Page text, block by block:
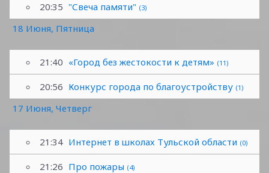
20:35 "Свеча памяти" (3)
18 Июня, Пятница
21:40 «Город без жестокости к детям» (11)
20:56 Конкурс города по благоустройству (1)
17 Июня, Четверг
21:34 Интернет в школах Тульской области (0)
21:26 Про пожары (4)